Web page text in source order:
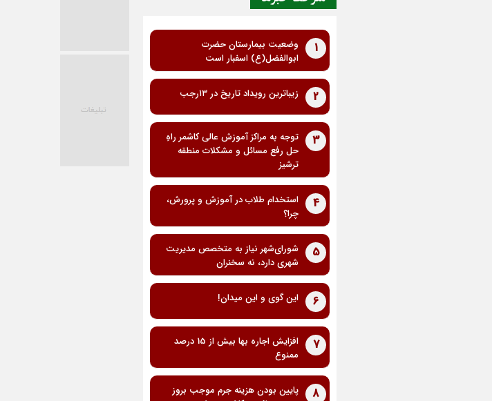
1
وضعیت بیمارستان حضرت
ابوالفضل(ع) اسفبار است
2 زیباترین رویداد تاریخ در ۱۳رجب
3
توجه به مراکز آموزش عالی کاشمر راهِ
حل رفع مسائل و مشکلات منطقه
ترشیز
4
استخدام طلاب در آموزش و پرورش،
چرا؟
5
شورای‌شهر نیاز به متخصص مدیریت
شهری دارد، نه سخنران
6 این گوی و این میدان!
7
افزایش اجاره بها بیش از 15 درصد
ممنوع
8
پایین بودن هزینه جرم موجب بروز